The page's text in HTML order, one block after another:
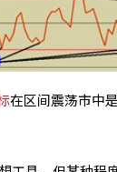
在区间震荡市中